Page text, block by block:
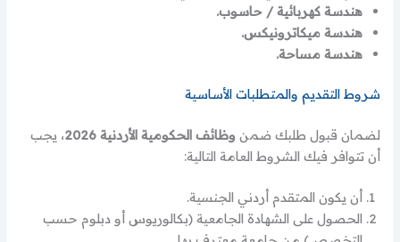
هندسة كهربائية / حاسوب.
هندسة ميكاترونيكس.
هندسة مساحة.
شروط التقديم والمتطلبات الأساسية
لضمان قبول طلبك ضمنوظائف الحكومية الأردنية 2026
، يجب
أن تتوافر فيك الشروط العامة التالية:
أن يكون المتقدم أردني الجنسية.
الحصول على الشهادة الجامعية (بكالوريوس أو دبلوم حسب